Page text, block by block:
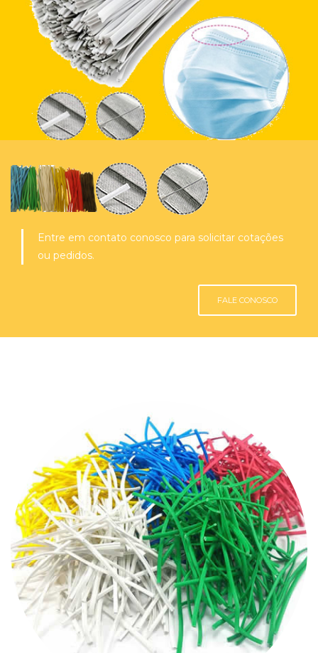
Entre em contato conosco para solicitar cotações
ou pedidos.
FALE CONOSCO